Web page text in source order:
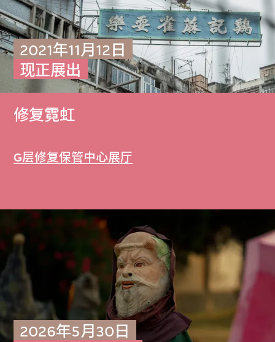
2021年11月12日
现正展出
修复霓虹
G层修复保管中心展厅
2026年5月30日